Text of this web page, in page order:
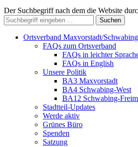
Der Suchbegriff nach dem die Website
Suchen
Ortsverband Maxvorstadt/
FAQs zum Ortsverband
FAQs in leichter
FAQs in English
Unsere Politik
BA3 Maxvorstadt
BA4 Schwabing-West
BA12 Schwabing-
Stadtteil-Updates
Werde aktiv
Grünes Büro
Spenden
Satzung